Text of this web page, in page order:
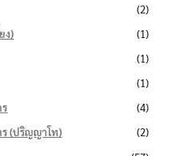
(2)
ง)
(1)
(1)
(1)
(4)
(ปริญญาโท)
(2)